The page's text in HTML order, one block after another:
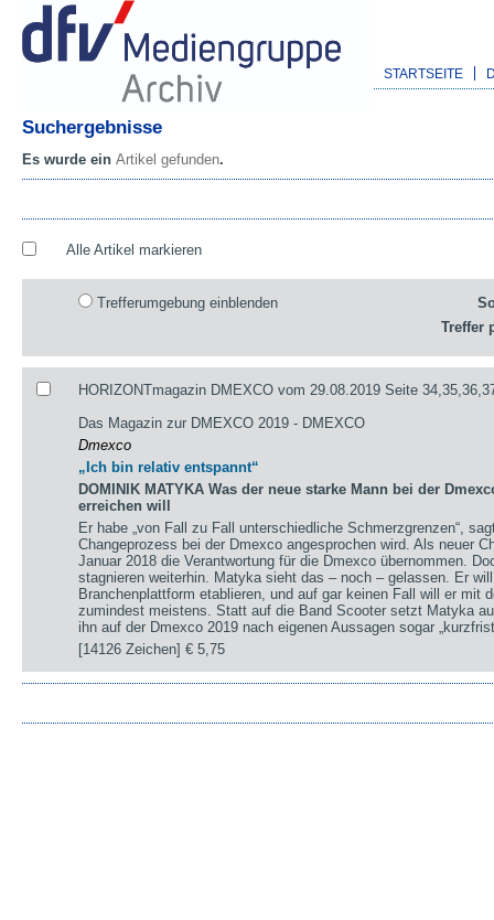
STARTSEITE
Suchergebnisse
Es wurde ein Artikel gefunden.
Alle Artikel markieren
Trefferumgebung einblenden
Treffer
HORIZONTmagazin DMEXCO vom 29.08.2019 Seite
Das Magazin zur DMEXCO 2019 - DMEXCO
Dmexco
„Ich bin relativ entspannt“
DOMINIK MATYKA Was der neue starke Mann bei der
erreichen will
Er habe „von Fall zu Fall unterschiedliche Schmerzgrenzen“,
Changeprozess bei der Dmexco angesprochen wird. Als neuer
Januar 2018 die Verantwortung für die Dmexco übernommen.
stagnieren weiterhin. Matyka sieht das – noch – gelassen. Er
Branchenplattform etablieren, und auf gar keinen Fall will er mit
zumindest meistens. Statt auf die Band Scooter setzt Matyka
ihn auf der Dmexco 2019 nach eigenen Aussagen sogar
[14126 Zeichen]€ 5,75